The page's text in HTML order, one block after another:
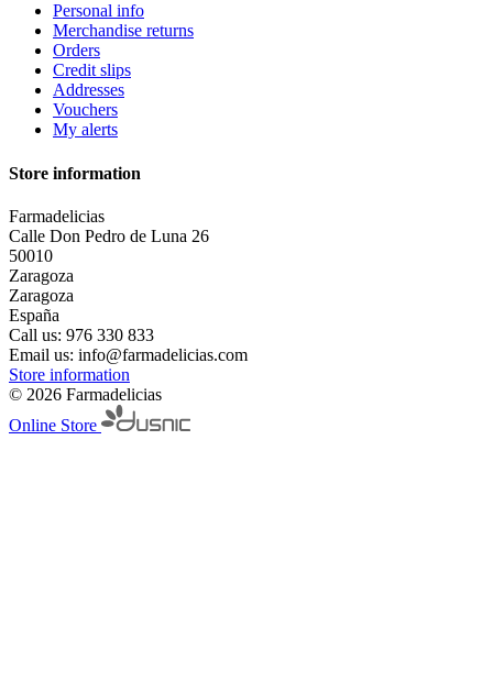
Personal info
Merchandise returns
Orders
Credit slips
Addresses
Vouchers
My alerts
Store information
Farmadelicias
Calle Don Pedro de Luna 26
50010
Zaragoza
Zaragoza
España
Call us: 976 330 833
Email us: info@farmadelicias.com
Store information
© 2026 Farmadelicias
Online Store